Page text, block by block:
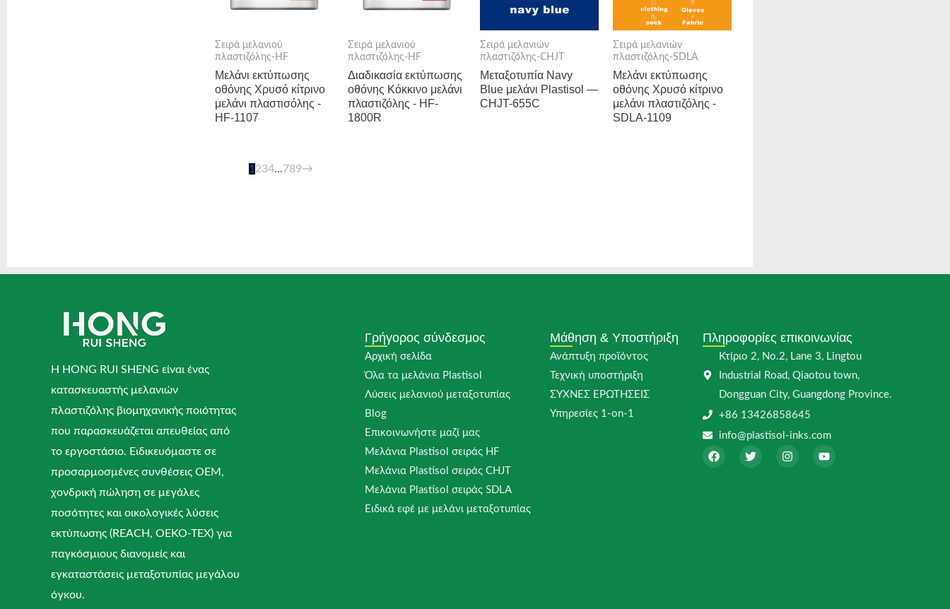
Σειρά μελανιού
πλαστιζόλης-HF
Μελάνι εκτύπωσης
οθόνης Χρυσό κίτρινο
μελάνι πλαστισόλης -
HF-1107
Σειρά μελανιού
πλαστιζόλης-HF
Διαδικασία εκτύπωσης
οθόνης Κόκκινο μελάνι
πλαστιζόλης - HF-
1800R
Σειρά μελανιών
πλαστιζόλης-CHJT
Μεταξοτυπία Navy
Blue μελάνι Plastisol —
CHJT-655C
Σειρά μελανιών
πλαστιζόλης-SDLA
Μελάνι εκτύπωσης
οθόνης Χρυσό κίτρινο
μελάνι πλαστιζόλης -
SDLA-1109
1 234...789→
Η HONG RUI SHENG είναι ένας
κατασκευαστής μελανιών
πλαστιζόλης βιομηχανικής ποιότητας
που παρασκευάζεται απευθείας από
το εργοστάσιο. Ειδικευόμαστε σε
προσαρμοσμένες συνθέσεις OEM,
χονδρική πώληση σε μεγάλες
ποσότητες και οικολογικές λύσεις
εκτύπωσης (REACH, OEKO-TEX) για
παγκόσμιους διανομείς και
εγκαταστάσεις μεταξοτυπίας μεγάλου
όγκου.
Γρήγορος σύνδεσμος
Αρχική σελίδα
Όλα τα μελάνια Plastisol
Λύσεις μελανιού μεταξοτυπίας
Blog
Επικοινωνήστε μαζί μας
Μελάνια Plastisol σειράς HF
Μελάνια Plastisol σειράς CHJT
Μελάνια Plastisol σειράς SDLA
Ειδικά εφέ με μελάνι μεταξοτυπίας
Μάθηση & Υποστήριξη
Ανάπτυξη προϊόντος
Τεχνική υποστήριξη
ΣΥΧΝΈΣ ΕΡΩΤΉΣΕΙΣ
Υπηρεσίες 1-on-1
Πληροφορίες επικοινωνίας
Κτίριο 2, No.2, Lane 3, Lingtou
Industrial Road, Qiaotou town,
Dongguan City, Guangdong Province.
+86 13426858645
info@plastisol-inks.com
F
a
T
w
I
n
Y
o